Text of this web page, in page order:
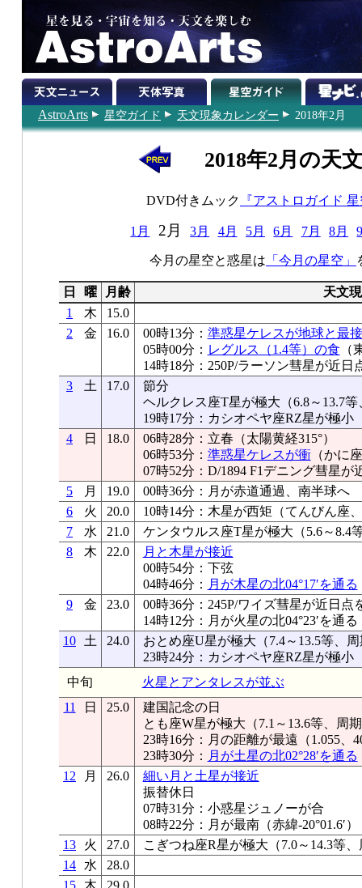
AstroArts 星空ガイド 天文現象カレンダー 2018年2月
2018年2月の天
DVD付きムック 『アストロガイド
1月 2月 3月 4月 5月 6月 7月 8月
今月の星空と惑星は 「今月の星空」
日 曜 月齢
天文
1
木
15.0
2
金 16.0 00時13分： 準惑星ケレスが地球と最
05時00分： レグルス（1.4等）の食 （
14時18分：250P/ラーソン彗星が近日
3
土 17.0
節分
ヘルクレス座T星が極大（6.8～13.7等
19時17分：カシオペヤ座RZ星が極小
4
日 18.0
06時28分：立春（太陽黄経315°）
06時53分： 準惑星ケレスが衝（かに
07時52分：D/1894 F1デニング彗星が
5
月 19.0
00時36分：月が赤道通過、南半球へ
6
火 20.0
10時14分：木星が西矩（てんびん座
7
水 21.0
ケンタウルス座T星が極大（5.6～8.4
8
木 22.0
月と木星が接近
00時54分：下弦
04時46分： 月が木星の北04°17′を通る
9
金 23.0
00時36分：245P/ワイズ彗星が近日点
14時12分：月が火星の北04°23′を通る
10
土 24.0
おとめ座U星が極大（7.4～13.5等、
23時24分：カシオペヤ座RZ星が極小
中旬
火星とアンタレスが並ぶ
11
日 25.0
建国記念の日
とも座W星が極大（7.1～13.6等、周
23時16分：月の距離が最遠（1.055、
23時30分： 月が土星の北02°28′を通る
12
月 26.0
細い月と土星が接近
振替休日
07時31分：小惑星ジュノーが合
08時22分：月が最南（赤緯-20°01.6′）
13
火 27.0
こぎつね座R星が極大（7.0～14.3等
14
水
28.0
15
木
29.0